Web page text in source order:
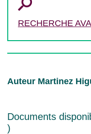
RECHERCHE
Auteur Martinez
Documents
)